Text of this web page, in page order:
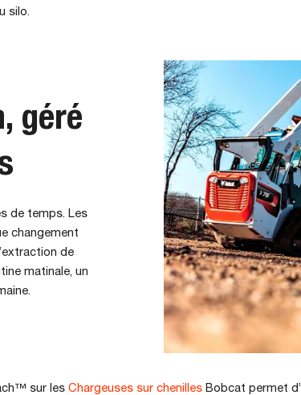
silo.
géré
de temps. Les
changement
de
matinale, un
sur les Chargeuses sur chenillesBobcat permet